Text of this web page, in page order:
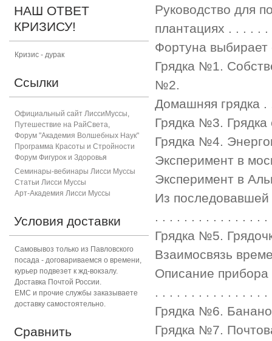
Руководство для
плантациях . . . . .
Фортуна
Грядка №1.
№2.
Домашняя грядка
Грядка №3. Грядка
Грядка №4.
Эксперимент в
Эксперимент в
Из последовавшей
. . . . . . . . . . . . . . .
Грядка №5.
Взаимосвязь
Описание
. . . . . . . . . . . . . . .
Грядка №6.
Грядка №7.
НАШ ОТВЕТ
КРИЗИСУ!
Кризис - дурак
Ссылки
Официальный сайт ЛиссиМуссы,
Путешествие на РайСвета,
Форум "Академия Волшебных Наук"
Программа Красоты и Стройности
Форум Фигурок и Здоровья
Семинары-вебинары Лисси Муссы
Статьи Лисси Муссы
Арт-Академия Лисси Муссы
Условия доставки
Самовывоз только из Павловского
посада - договариваемся о времени,
курьер подвезет к жд-вокзалу.
Доставка Почтой России.
ЕМС и прочие службы заказываете
доставку самостоятельно.
Сравнить